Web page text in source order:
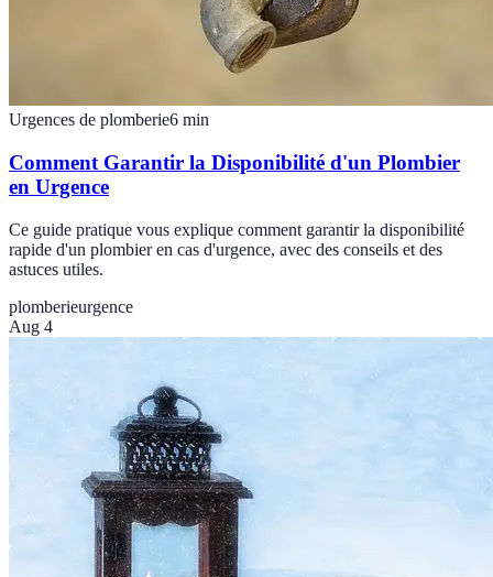
Urgences de plomberie6 min
Comment Garantir la Disponibilité d'un Plombier
en Urgence
Ce guide pratique vous explique comment garantir la disponibilité
rapide d'un plombier en cas d'urgence, avec des conseils et des
astuces utiles.
plomberieurgence
Aug 4